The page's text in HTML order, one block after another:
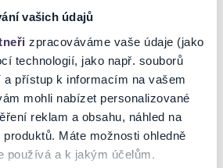
vašich údajů
zpracováváme vaše údaje (jako
technologií, jako např. souborů
a přístup k informacím na vašem
mohli nabízet personalizované
reklam a obsahu, náhled na
Máte možnosti ohledně
používá a k jakým účelům.
požadované údaje.
vstupenky bez registrácie, odporúčame,
dokončil registráciu, nakoľko
bola registrácia vytvorená a je potrebné
klient pri nákupe zadával. Pokiaľ boli
je nutné ich doručiť na adresu
33, 831 04 Bratislava.
o refundáciu podľa spôsobu